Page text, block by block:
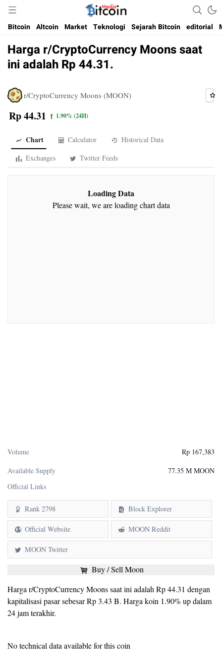
Bitcoin Media Indonesia
Media Bitcoin dan Cryptocurrency, dan Blockchain di Indonesia
Bitcoin Altcoin Market Teknologi Sejarah Bitcoin editorial
Harga r/CryptoCurrency Moons saat
ini adalah Rp 44.31.
r/CryptoCurrency Moons (MOON)
Rp 44.31 1.90%(24H)
Volume
Rp 167,383
Available Supply
77.35 M MOON
Official Links
Rank 2798 Block Explorer
Official Website MOON Reddit
MOON Twitter
Buy / Sell Moon
Harga r/CryptoCurrency Moons saat ini adalah Rp 44.31 dengan
kapitalisasi pasar sebesar Rp 3.43 B. Harga koin 1.90% up dalam
24 jam terakhir.
Chart Calculator
Historical Data
Exchanges
Twitter Feeds
Loading Data
Please wait, we are loading chart data
No technical data available for this coin